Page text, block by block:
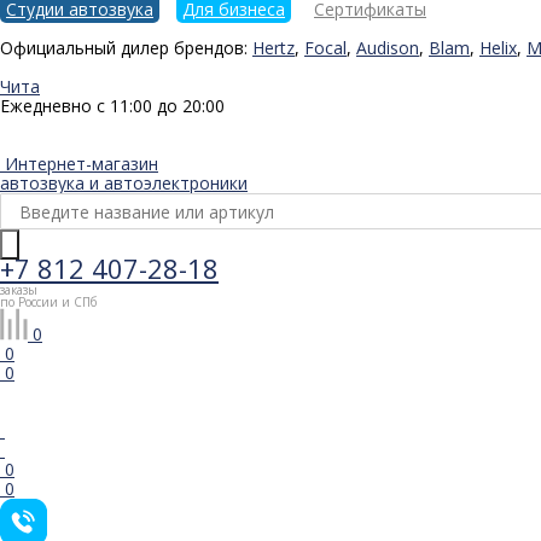
Студии автозвука Для бизнеса
Сертификаты
Официальный дилер брендов: Hertz, Focal, Audison, Blam, Helix,
Чита
Ежедневно с 11:00 до 20:00
Интернет-магазин
автозвука и автоэлектроники
+7 812 407-28-18
заказы
по России и СПб
0
0
0
0
0